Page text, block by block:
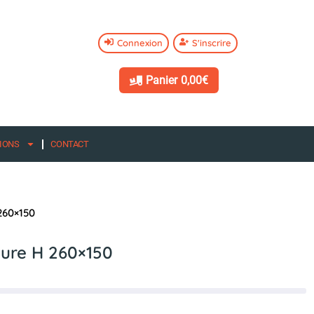
Connexion S'inscrire
Panier 0,00€
CONTACT
H 260×150